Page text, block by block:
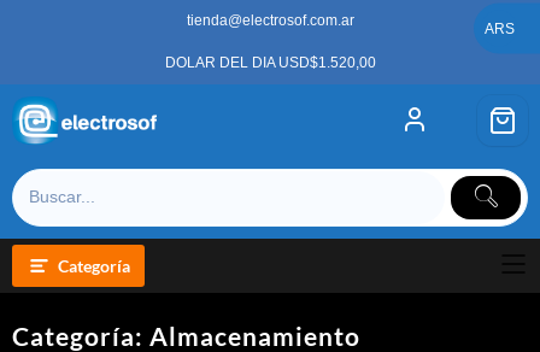
tienda@electrosof.com.ar
DOLAR DEL DIA USD$1.520,00
Categoría
Categoría: Almacenamiento
ARS